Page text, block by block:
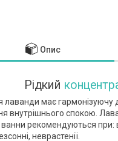
Опис
Рідкий
лаванди має
внутрішнього спокою.
рекомендуються при:
неврастенії.